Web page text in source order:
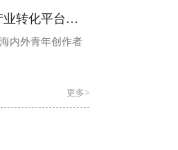
36小时AI造梦，百名青年用“幻影时空”脑洞成片：全国首个科幻影视产业转化平台完成从“首发”到“实战”的产业闭环
内外青年创作者
更多>